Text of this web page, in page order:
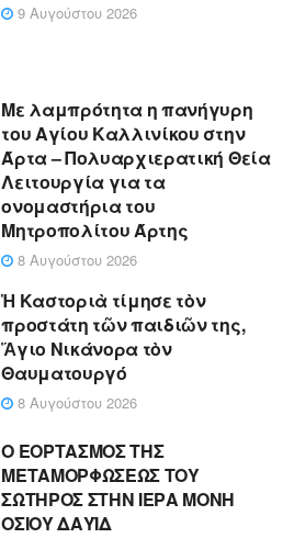
9 Αυγούστου 2026
Με λαμπρότητα η πανήγυρη
του Αγίου Καλλινίκου στην
Άρτα – Πολυαρχιερατική Θεία
Λειτουργία για τα
ονομαστήρια του
Μητροπολίτου Άρτης
8 Αυγούστου 2026
Ἡ Καστοριὰ τίμησε τὸν
προστάτη τῶν παιδιῶν της,
Ἅγιο Νικάνορα τὸν
Θαυματουργό
8 Αυγούστου 2026
Ο ΕΟΡΤΑΣΜΟΣ ΤΗΣ
ΜΕΤΑΜΟΡΦΩΣΕΩΣ ΤΟΥ
ΣΩΤΗΡΟΣ ΣΤΗΝ ΙΕΡΑ ΜΟΝΗ
ΟΣΙΟΥ ΔΑΥΪΔ